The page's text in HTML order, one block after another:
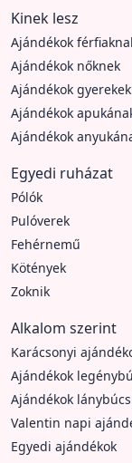
Kinek lesz
Ajándékok
Ajándékok nőknek
Ajándékok
Ajándékok
Ajándékok
Egyedi ruházat
Pólók
Pulóverek
Fehérnemű
Kötények
Zoknik
Alkalom szerint
Karácsonyi
Ajándékok
Ajándékok
Valentin napi
Egyedi ajándékok